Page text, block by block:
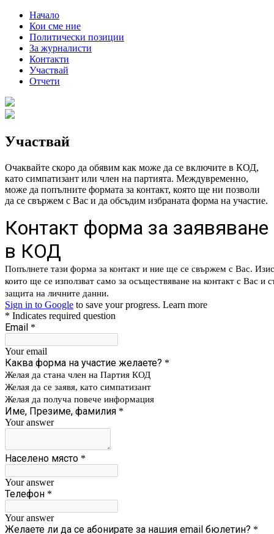
Начало
Кои сме ние
Политически позиции
За журналисти
Контакти
Участвай
Отчети
Участвай
Очаквайте скоро да обявим как може да се включите в КОД,
като симпатизант или член на партията. Междувременно,
може да попълните формата за контакт, която ще ни позволи
да се свържем с Вас и да обсъдим избраната форма на участие.